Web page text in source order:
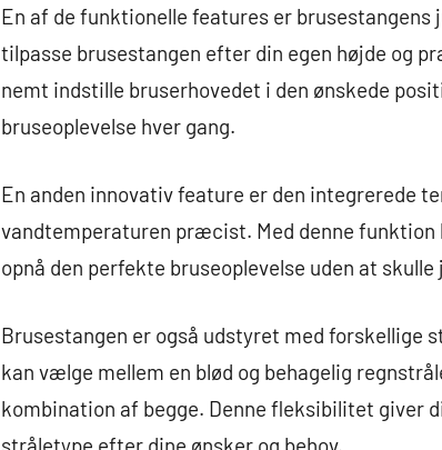
En af de funktionelle features er
tilpasse brusestangen efter din egen højde og
nemt indstille bruserhovedet i den ønskede
bruseoplevelse hver gang.
En anden innovativ feature er den integrerede
vandtemperaturen præcist. Med denne
opnå den perfekte bruseoplevelse uden at
Brusestangen er også udstyret med forskellige
kan vælge mellem en blød og behagelig
kombination af begge. Denne fleksibilitet giver
stråletype efter dine ønsker og behov.